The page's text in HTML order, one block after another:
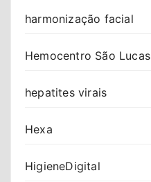
harmonização facial
Hemocentro São Lucas
hepatites virais
Hexa
HigieneDigital